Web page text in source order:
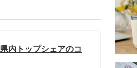
内トップシェアのコ